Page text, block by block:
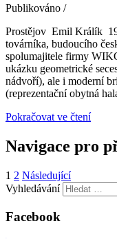
Publikováno /
Prostějov Emil Králík
továrníka, budoucího
spolumajitele firmy
ukázku geometrické
nádvoří), ale i moderní
(reprezentační obytná
Pokračovat ve čtení
Navigace pro
1 2 Následující
Vyhledávání
Facebook